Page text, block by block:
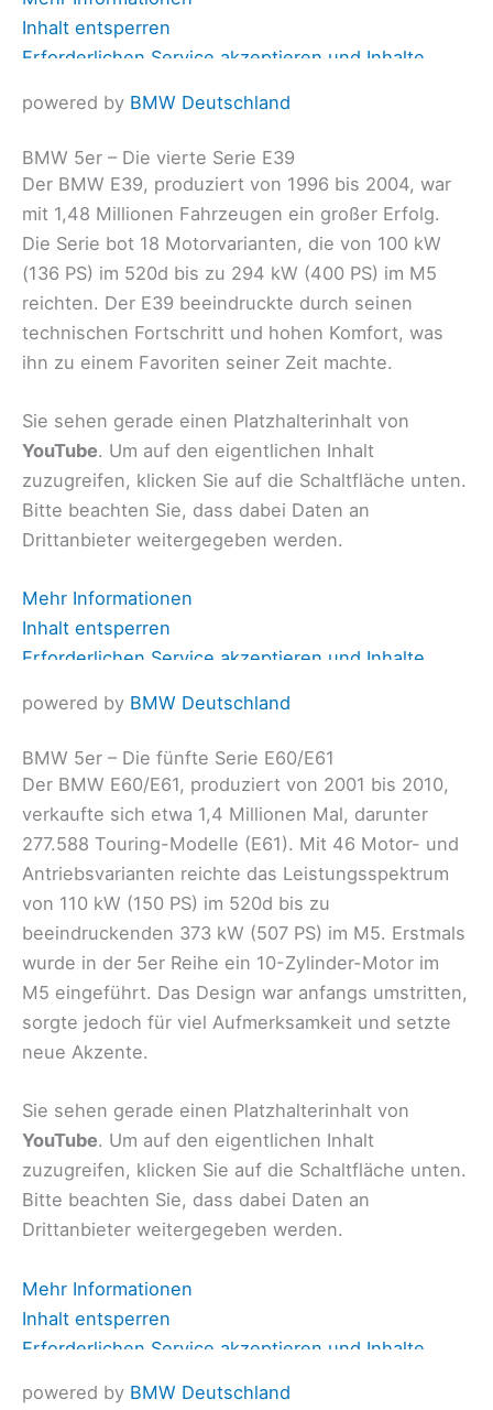
Inhalt entsperren
Erforderlichen Service akzeptieren und Inhalte
powered by BMW Deutschland
BMW 5er – Die vierte Serie E39
Der BMW E39, produziert von 1996 bis 2004, war
mit 1,48 Millionen Fahrzeugen ein großer Erfolg.
Die Serie bot 18 Motorvarianten, die von 100 kW
(136 PS) im 520d bis zu 294 kW (400 PS) im M5
reichten. Der E39 beeindruckte durch seinen
technischen Fortschritt und hohen Komfort, was
ihn zu einem Favoriten seiner Zeit machte.
Sie sehen gerade einen Platzhalterinhalt von
YouTube. Um auf den eigentlichen Inhalt
zuzugreifen, klicken Sie auf die Schaltfläche unten.
Bitte beachten Sie, dass dabei Daten an
Drittanbieter weitergegeben werden.
Mehr Informationen
Inhalt entsperren
Erforderlichen Service akzeptieren und Inhalte
powered by BMW Deutschland
BMW 5er – Die fünfte Serie E60/E61
Der BMW E60/E61, produziert von 2001 bis 2010,
verkaufte sich etwa 1,4 Millionen Mal, darunter
277.588 Touring-Modelle (E61). Mit 46 Motor- und
Antriebsvarianten reichte das Leistungsspektrum
von 110 kW (150 PS) im 520d bis zu
beeindruckenden 373 kW (507 PS) im M5. Erstmals
wurde in der 5er Reihe ein 10-Zylinder-Motor im
M5 eingeführt. Das Design war anfangs umstritten,
sorgte jedoch für viel Aufmerksamkeit und setzte
neue Akzente.
Sie sehen gerade einen Platzhalterinhalt von
YouTube. Um auf den eigentlichen Inhalt
zuzugreifen, klicken Sie auf die Schaltfläche unten.
Bitte beachten Sie, dass dabei Daten an
Drittanbieter weitergegeben werden.
Mehr Informationen
Inhalt entsperren
Erforderlichen Service akzeptieren und Inhalte
powered by BMW Deutschland